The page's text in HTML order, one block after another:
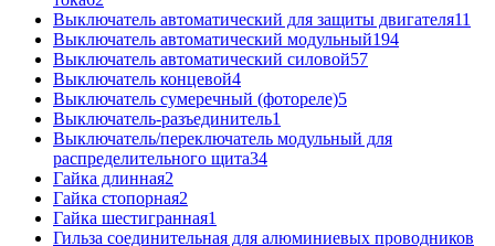
Выключатель автоматический для защиты двигателя11
Выключатель автоматический модульный194
Выключатель автоматический силовой57
Выключатель концевой4
Выключатель сумеречный (фотореле)5
Выключатель-разъединитель1
Выключатель/переключатель модульный для
распределительного щита34
Гайка длинная2
Гайка стопорная2
Гайка шестигранная1
Гильза соединительная для алюминиевых проводников